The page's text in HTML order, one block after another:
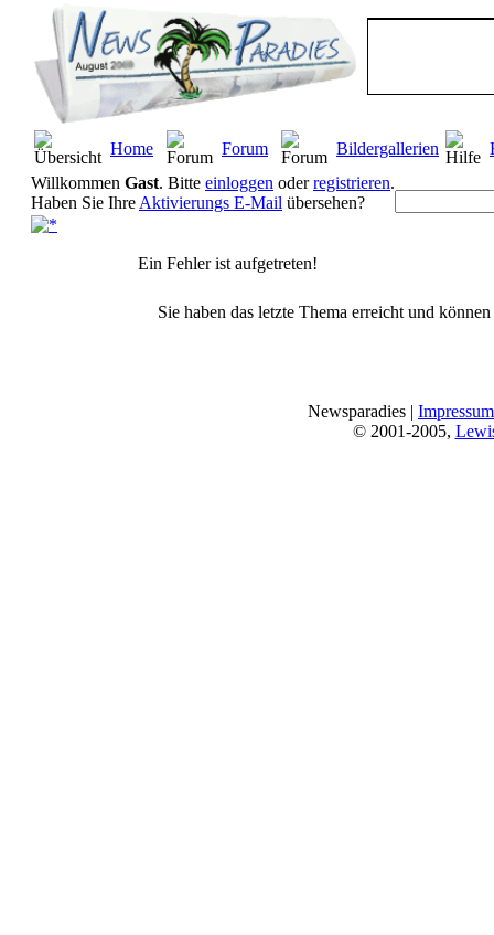
Home Forum Bildergallerien
Willkommen Gast. Bitte einloggen oderregistrieren.
Haben Sie Ihre Aktivierungs E-Mail übersehen?
Ein Fehler ist aufgetreten!
Sie haben das letzte Thema erreicht und
Newsparadies | Impressum
© 2001-2005,